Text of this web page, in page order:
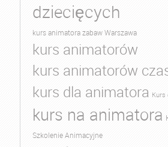
dziecięcych
kurs animatora zabaw Warszawa
kurs animatorów
kurs animatorów
kurs dla animatora Kurs
kurs na animatora
Szkolenie Animacyjne